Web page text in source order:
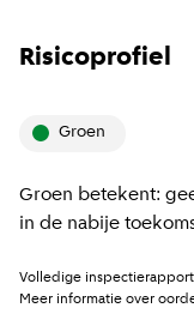
Risicoprofiel
groen
Groen betekent: geen zorg over actuele situatie of situatie
in de nabije
Volledige
Meer informatie over